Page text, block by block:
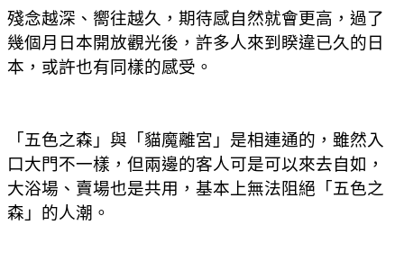
殘念越深、嚮往越久，期待感自然就會更高，過了
幾個月日本開放觀光後，許多人來到睽違已久的日
本，或許也有同樣的感受。
「五色之森」 與「貓魔離宮」是相連通的，雖然入
口大門不一樣，但兩邊的客人可是可以來去自如，
大浴場、賣場也是共用，基本上無法阻絕「五色之
森」的人潮。